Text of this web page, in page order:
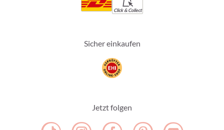
Click & Collect
Sicher einkaufen
Jetzt folgen